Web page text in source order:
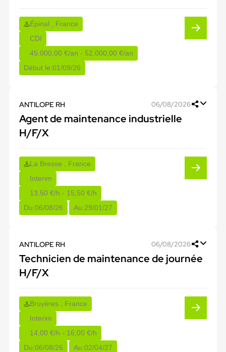
Épinal , France
CDI
45.000,00 €/an - 52.000,00 €/an
Début le:01/09/26
ANTILOPE RH 06/08/2026
Agent de maintenance industrielle
H/F/X
La Bresse , France
Interim
13,50 €/h - 15,50 €/h
Du:06/08/26 Au:29/01/27
ANTILOPE RH 06/08/2026
Technicien de maintenance de journée
H/F/X
Bruyères , France
Interim
14,00 €/h - 16,00 €/h
Du:06/08/26 Au:02/04/27